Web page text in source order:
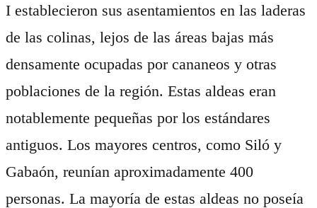
I establecieron sus asentamientos en las laderas
de las colinas, lejos de las áreas bajas más
densamente ocupadas por cananeos y otras
poblaciones de la región. Estas aldeas eran
notablemente pequeñas por los estándares
antiguos. Los mayores centros, como Siló y
Gabaón, reunían aproximadamente 400
personas. La mayoría de estas aldeas no poseía